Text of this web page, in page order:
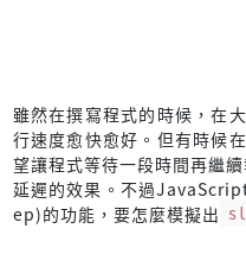
雖然在撰寫程式的時候，在
行速度愈快愈好。但有時候
望讓程式等待一段時間再繼
延遲的效果。不過
ep)的功能，要怎麼模擬出